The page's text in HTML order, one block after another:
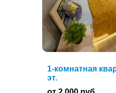
1-комнатная
эт.